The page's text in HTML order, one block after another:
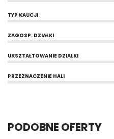
TYP KAUCJI
ZAGOSP. DZIAŁKI
UKSZTAŁTOWANIE DZIAŁKI
PRZEZNACZENIE HALI
PODOBNE OFERTY